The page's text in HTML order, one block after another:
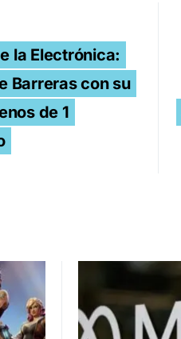
la Electrónica:
Barreras con su
de 1